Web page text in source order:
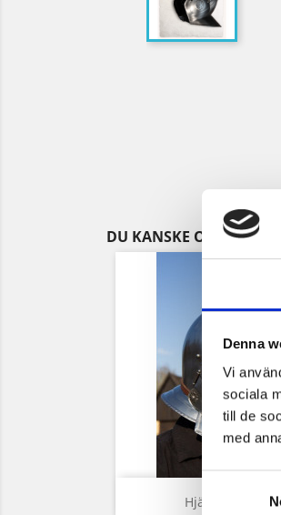
Denna
Vi
sociala
till de
med
Samtyckesval
DU KANSKE OCKSÅ
Hjälm Burgonet
 Snabbvy